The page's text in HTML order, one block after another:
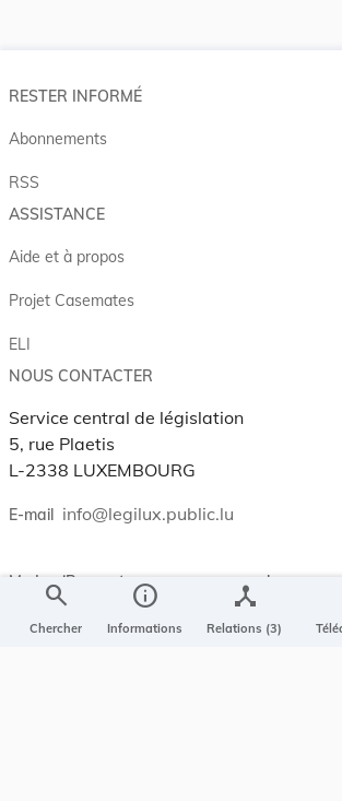
search
Chercher
info
Informations
device_hub
Relations (3)
RESTER INFORMÉ
Abonnements
RSS
ASSISTANCE
Aide et à propos
Projet Casemates
ELI
NOUS CONTACTER
Service central de législation
5, rue Plaetis
L-2338 LUXEMBOURG
E-mail info@legilux.public.lu
My LegiBox , votre espace personnel.
Se connecter